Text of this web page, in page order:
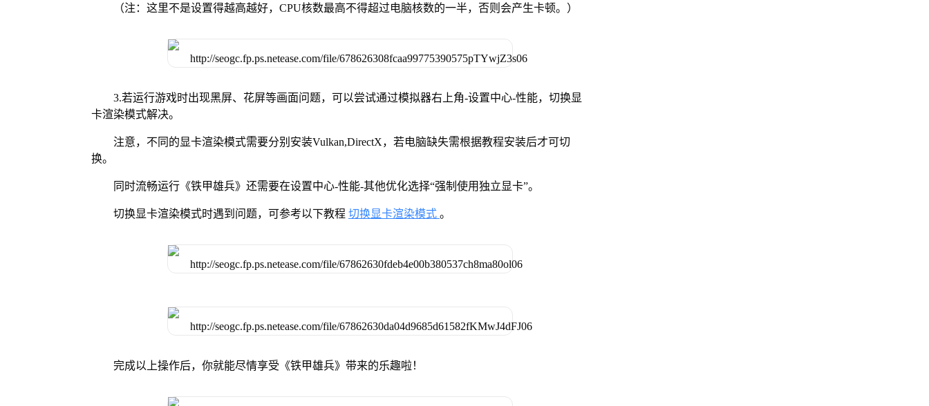
（注：这里不是设置得越高越好，CPU核数最高不得超过电脑核数的一半，否则会产生卡顿。）
3.若运行游戏时出现黑屏、花屏等画面问题，可以尝试通过模拟器右上角-设置中心-性能，切换显
卡渲染模式解决。
注意，不同的显卡渲染模式需要分别安装Vulkan,DirectX，若电脑缺失需根据教程安装后才可切
换。
同时流畅运行《铁甲雄兵》还需要在设置中心-性能-其他优化选择“强制使用独立显卡”。
切换显卡渲染模式时遇到问题，可参考以下教程 切换显卡渲染模式 。
完成以上操作后，你就能尽情享受《铁甲雄兵》带来的乐趣啦！